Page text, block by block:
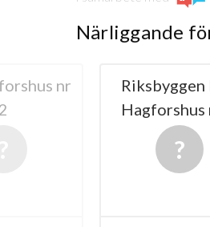
Närliggande
nr
Riksbyggen
Hagforshus